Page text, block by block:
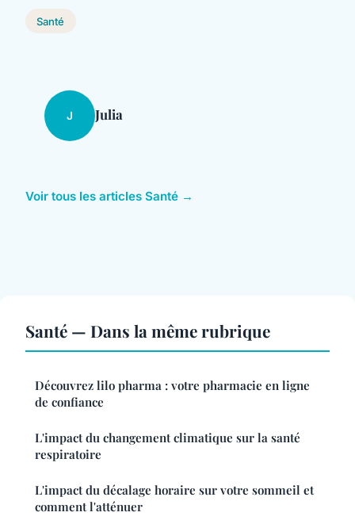
Santé
J Julia
Voir tous les articles Santé →
Santé — Dans la même rubrique
Découvrez lilo pharma : votre pharmacie en ligne
de confiance
L'impact du changement climatique sur la santé
respiratoire
L'impact du décalage horaire sur votre sommeil et
comment l'atténuer